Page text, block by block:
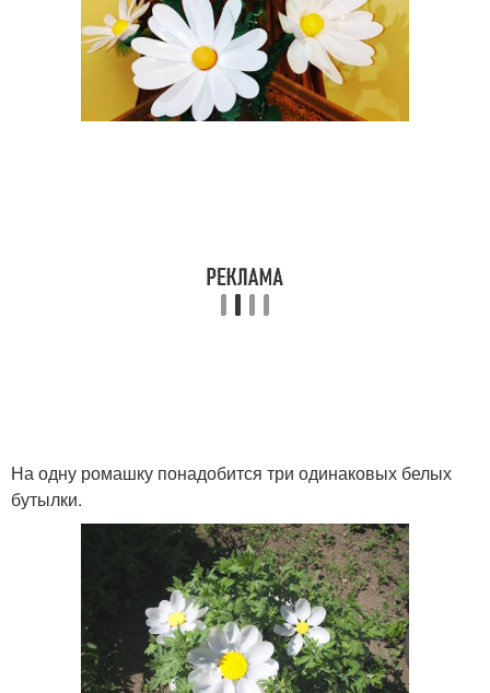
На одну ромашку понадобится три одинаковых белых
бутылки.